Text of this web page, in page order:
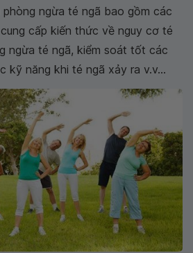
ngừa té ngã bao gồm các
cấp kiến ​​thức về nguy cơ té
ngừa té ngã, kiểm soát tốt các
kỹ năng khi té ngã xảy ra v.v...